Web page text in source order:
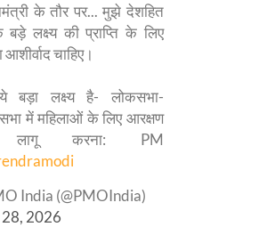
के तौर पर... मुझे देशहित
लक्ष्य की प्राप्ति के लिए
चाहिए।
बड़ा लक्ष्य है- लोकसभा-
में महिलाओं के लिए आरक्षण
करना: PM
India (@PMOIndia)
2026